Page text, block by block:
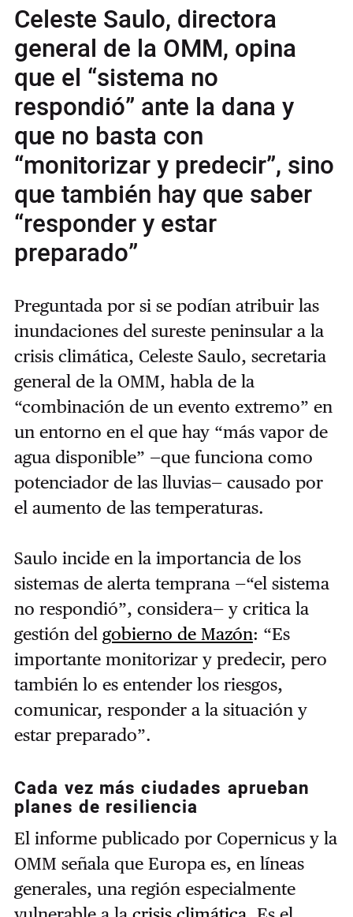
Celeste Saulo, directora
general de la OMM, opina
que el “sistema no
respondió” ante la dana y
que no basta con
“monitorizar y predecir”, sino
que también hay que saber
“responder y estar
preparado”
Preguntada por si se podían atribuir las
inundaciones del sureste peninsular a la
crisis climática, Celeste Saulo, secretaria
general de la OMM, habla de la
“combinación de un evento extremo” en
un entorno en el que hay “más vapor de
agua disponible” —que funciona como
potenciador de las lluvias— causado por
el aumento de las temperaturas.
Saulo incide en la importancia de los
sistemas de alerta temprana —“el sistema
no respondió”, considera— y critica la
gestión del gobierno de Mazón: “Es
importante monitorizar y predecir, pero
también lo es entender los riesgos,
comunicar, responder a la situación y
estar preparado”.
Cada vez más ciudades aprueban
planes de resiliencia
El informe publicado por Copernicus y la
OMM señala que Europa es, en líneas
generales, una región especialmente